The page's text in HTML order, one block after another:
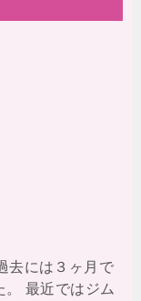
去には３ヶ月で
。 最近ではジム